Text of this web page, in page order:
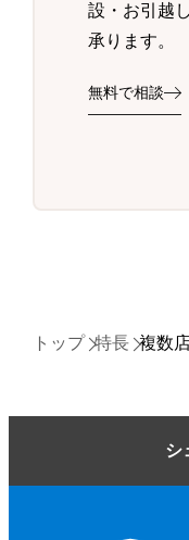
設・お引越
承ります。
無料で相談
トップ 特長 複数
シ